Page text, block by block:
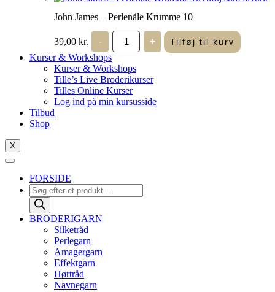
John James – Perlenåle Krumme 10
39,00 kr. -
John
James
-
Perlenåle
Krumme
10
antal
+ Tilføj til kurv
Kurser & Workshops
Kurser & Workshops
Tille’s Live Broderikurser
Tilles Online Kurser
Log ind på min kursusside
Tilbud
Shop
X
FORSIDE
Products
search
BRODERIGARN
Silketråd
Perlegarn
Amagergarn
Effektgarn
Hørtråd
Navnegarn